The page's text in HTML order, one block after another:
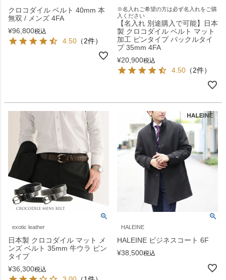
クロコダイル ベルト 40mm 本
無双 / メンズ 4FA
¥96,800税込
4.50 （2件）
※名入れご希望の方は必ず名入れをご購
入ください
【名入れ 別途購入で可能】日本
製 クロコダイル ベルト マット
加工 ピンタイプ バックルタイ
プ 35mm 4FA
¥20,900税込
4.50 （2件）
exotic leather
日本製 クロコダイル マット メ
ンズ ベルト 35mm 牛ウラ ピン
タイプ
¥36,300税込
HALEINE
HALEINE ビジネスコート 6F
¥38,500税込